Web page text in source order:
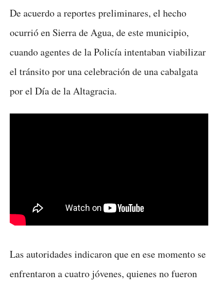
De acuerdo a reportes preliminares, el hecho
ocurrió en Sierra de Agua, de este municipio,
cuando agentes de la Policía intentaban viabilizar
el tránsito por una celebración de una cabalgata
por el Día de la Altagracia.
Las autoridades indicaron que en ese momento se
enfrentaron a cuatro jóvenes, quienes no fueron